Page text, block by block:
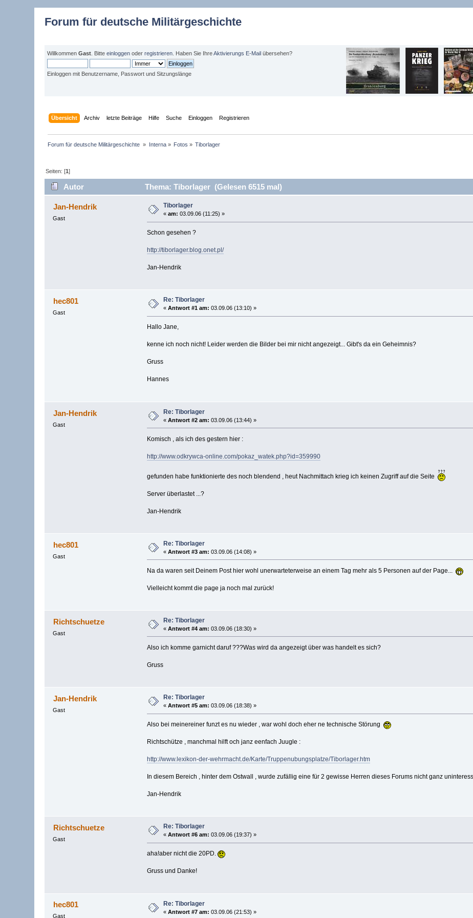
Forum für deutsche Militärgeschichte
WillkommenGast . Bitteeinloggen oderregistrieren . Haben Sie IhreAktivierungs E-Mail übersehen?
Einloggen mit Benutzername, Passwort und Sitzungslänge
Übersicht Archiv letzte Beiträge Hilfe Suche Einloggen Registrieren
Forum für deutsche Militärgeschichte » Interna» Fotos » Tiborlager
Seiten: [1]
Autor Thema: Tiborlager (Gelesen 6515 mal)
Jan-Hendrik
Gast
Tiborlager
«am: 03.09.06 (11:25) »
Schon gesehen ?
http://tiborlager.blog.onet.pl/
Jan-Hendrik
hec801
Gast
Re: Tiborlager
«Antwort #1 am: 03.09.06 (13:10) »
Hallo Jane,
kenne ich noch nicht! Leider werden die Bilder bei mir nicht angezeigt... Gibt's da ein Geheimnis?
Gruss
Hannes
Jan-Hendrik
Gast
Re: Tiborlager
«Antwort #2 am: 03.09.06 (13:44) »
Komisch , als ich des gestern hier :
http://www.odkrywca-online.com/pokaz_watek.php?id=359990
gefunden habe funktionierte des noch blendend , heut Nachmittach krieg ich keinen Zugriff auf die Seite
Server überlastet ...?
Jan-Hendrik
hec801
Gast
Re: Tiborlager
«Antwort #3 am: 03.09.06 (14:08) »
Na da waren seit Deinem Post hier wohl unerwarteterweise an einem Tag mehr als 5 Personen auf der Page...
Vielleicht kommt die page ja noch mal zurück!
Richtschuetze
Gast
Re: Tiborlager
«Antwort #4 am: 03.09.06 (18:30) »
Also ich komme garnicht daruf ???Was wird da angezeigt über was handelt es sich?
Gruss
Jan-Hendrik
Gast
Re: Tiborlager
«Antwort #5 am: 03.09.06 (18:38) »
Also bei meinereiner funzt es nu wieder , war wohl doch eher ne technische Störung
Richtschütze , manchmal hilft och janz eenfach Juugle :
http://www.lexikon-der-wehrmacht.de/Karte/Truppenubungsplatze/Tiborlager.htm
In diesem Bereich , hinter dem Ostwall , wurde zufällig eine für 2 gewisse Herren dieses Forums nicht ganz
Jan-Hendrik
Richtschuetze
Gast
Re: Tiborlager
«Antwort #6 am: 03.09.06 (19:37) »
aha!aber nicht die 20PD.
Gruss und Danke!
hec801
Gast
Re: Tiborlager
«Antwort #7 am: 03.09.06 (21:53) »